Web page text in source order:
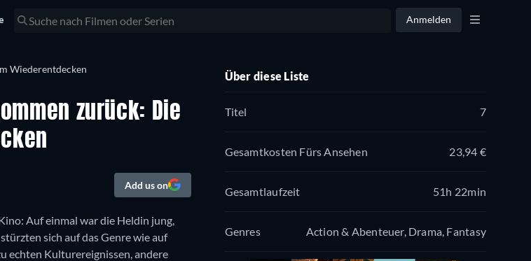
Anmelden
zurück: Die
Add us on
Auf einmal war die Heldin jung,
sich auf das Genre wie auf
echten Kulturereignissen, andere
Über diese Liste
Titel 7
Gesamtkosten Fürs Ansehen 23,94 €
Gesamtlaufzeit 51h 22min
Genres Action & Abenteuer, Drama, Fantasy